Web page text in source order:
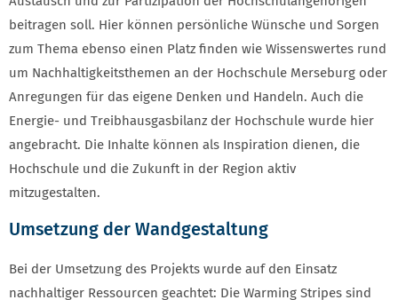
beitragen soll. Hier können persönliche Wünsche und Sorgen
zum Thema ebenso einen Platz finden wie Wissenswertes rund
um Nachhaltigkeitsthemen an der Hochschule Merseburg oder
Anregungen für das eigene Denken und Handeln. Auch die
Energie- und Treibhausgasbilanz der Hochschule wurde hier
angebracht. Die Inhalte können als Inspiration dienen, die
Hochschule und die Zukunft in der Region aktiv
mitzugestalten.
Umsetzung der Wandgestaltung
Bei der Umsetzung des Projekts wurde auf den Einsatz
nachhaltiger Ressourcen geachtet: Die Warming Stripes sind